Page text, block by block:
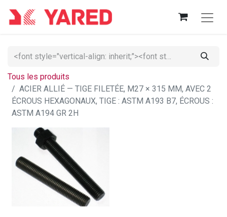
Tous les produits
ACIER ALLIÉ — TIGE FILETÉE, M27 × 315 MM, AVEC 2
ÉCROUS HEXAGONAUX, TIGE : ASTM A193 B7, ÉCROUS :
ASTM A194 GR 2H